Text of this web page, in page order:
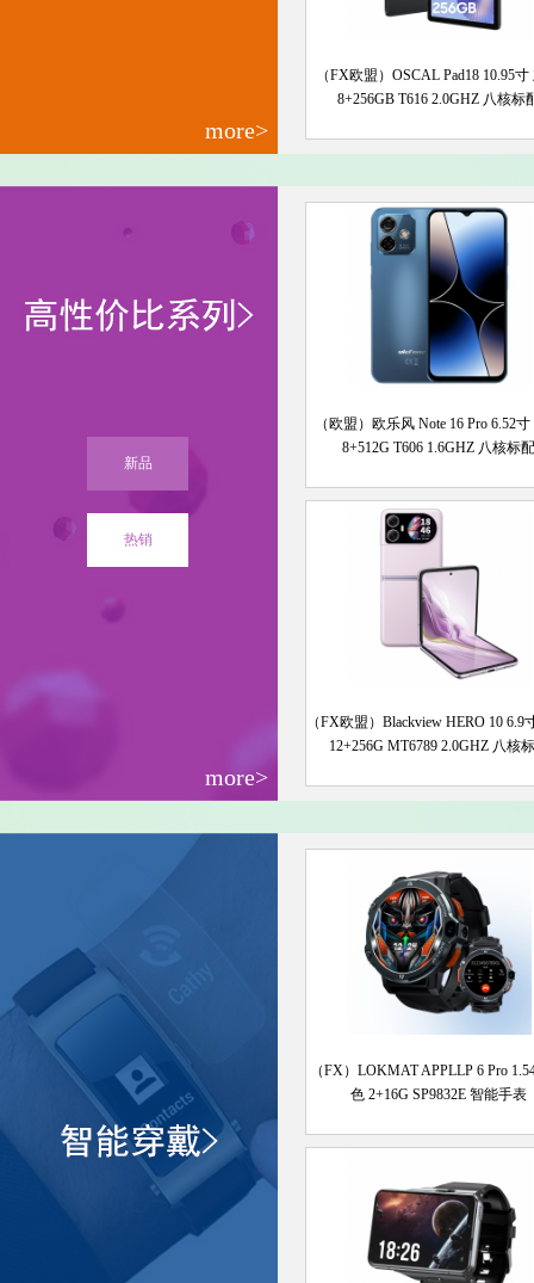
more>
（FX欧盟）OSCAL Pad18 10.95
8+256GB T616 2.0GHZ 八核标
新品
热销
more>
（欧盟）欧乐风 Note 16 Pro 6.52
8+512G T606 1.6GHZ 八核标配
（FX欧盟）Blackview HERO 10 6.9
12+256G MT6789 2.0GHZ 八核
（FX）LOKMAT APPLLP 6 Pro
色 2+16G SP9832E 智能手表